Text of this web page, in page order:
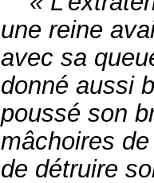
une reine
avec sa
donné aussi
poussé son
mâchoires
de détruire